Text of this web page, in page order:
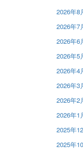
2026年8
2026年7
2026年6
2026年5
2026年4
2026年3
2026年2
2026年1
2025年
2025年